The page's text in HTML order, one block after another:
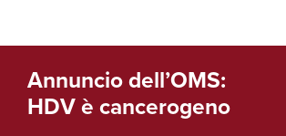
Annuncio dell’OMS:
HDV è cancerogeno